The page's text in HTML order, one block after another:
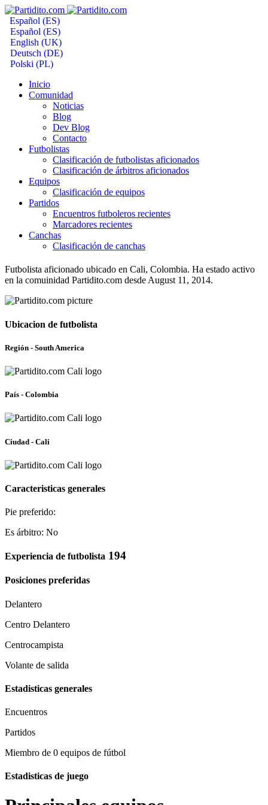
Español (ES)
Español (ES)
English (UK)
Deutsch (DE)
Polski (PL)
Inicio
Comunidad
Noticias
Blog
Dev Blog
Contacto
Futbolistas
Clasificación de futbolistas aficionados
Clasificación de árbitros aficionados
Equipos
Clasificación de equipos
Partidos
Encuentros futboleros recientes
Marcadores recientes
Canchas
Clasificación de canchas
Futbolista aficionado ubicado en Cali, Colombia. Ha estado activo
en la comuinidad Partidito.com desde August 11, 2014.
Ubicacion de futbolista
Región - South America
País - Colombia
Ciudad - Cali
Caracteristicas generales
Pie preferido:
Es árbitro: No
Experiencia de futbolista 194
Posiciones preferidas
Delantero
Centro Delantero
Centrocampista
Volante de salida
Estadisticas generales
Encuentros
Partidos
Miembro de 0 equipos de fútbol
Estadisticas de juego